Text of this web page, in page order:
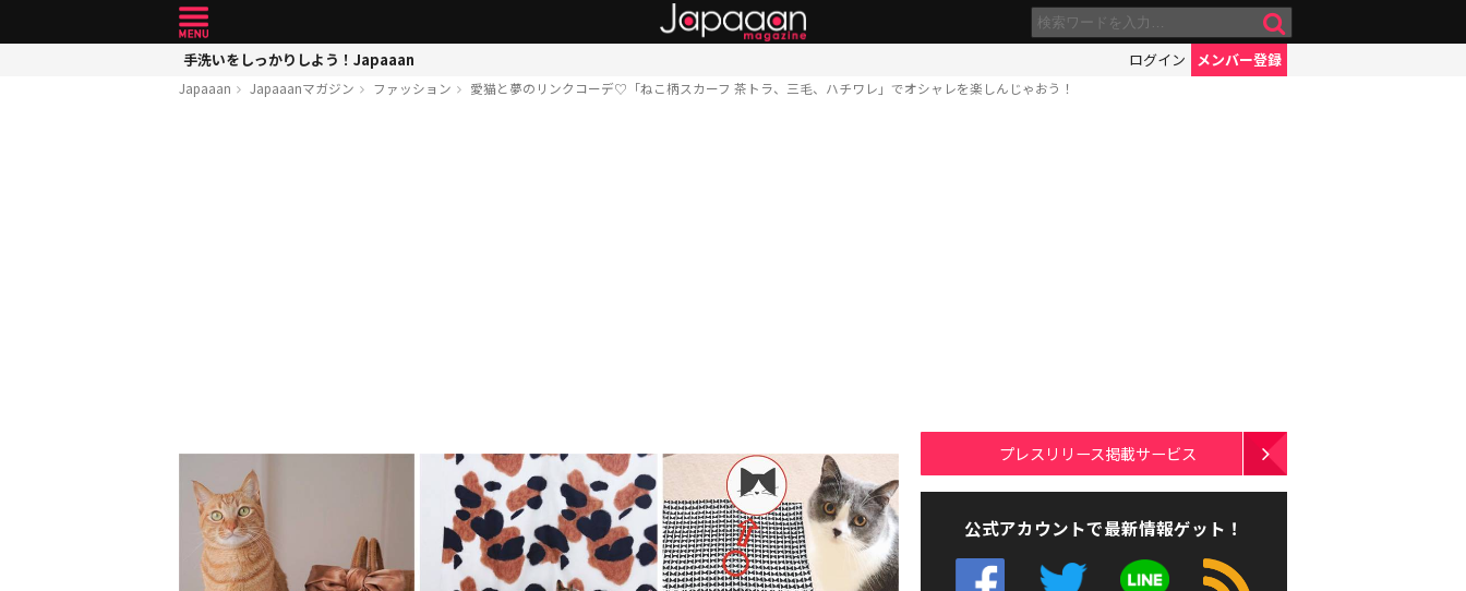
手洗いをしっかりしよう！Japaaan ログイン メンバー登録
Japaaan Japaaanマガジン ファッション 愛猫と夢のリンクコーデ♡「ねこ柄スカーフ 茶トラ、三毛、ハチワレ」でオシャレを楽しんじゃおう！
プレスリリース掲載サービス
公式アカウントで最新情報ゲット！